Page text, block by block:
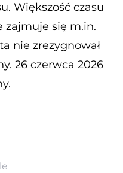
Większość czasu
zajmuje się m.in.
nie zrezygnował
26 czerwca 2026